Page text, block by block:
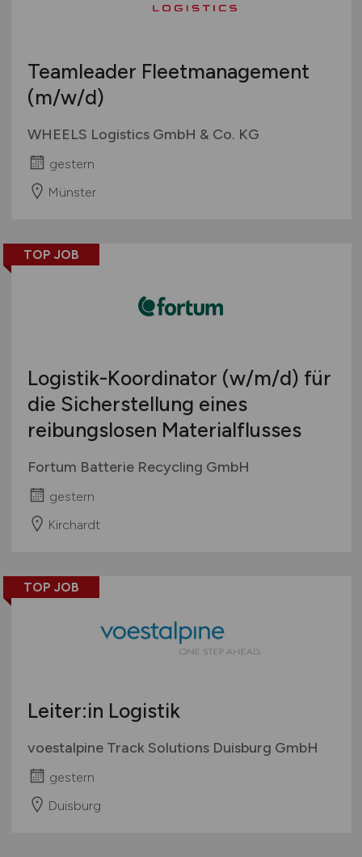
Teamleader Fleetmanagement
(m/w/d)
WHEELS Logistics GmbH & Co. KG
gestern
Münster
TOP JOB
Logistik-Koordinator (w/m/d) für
die Sicherstellung eines
reibungslosen Materialflusses
Fortum Batterie Recycling GmbH
gestern
Kirchardt
TOP JOB
Leiter:in Logistik
voestalpine Track Solutions Duisburg GmbH
gestern
Duisburg